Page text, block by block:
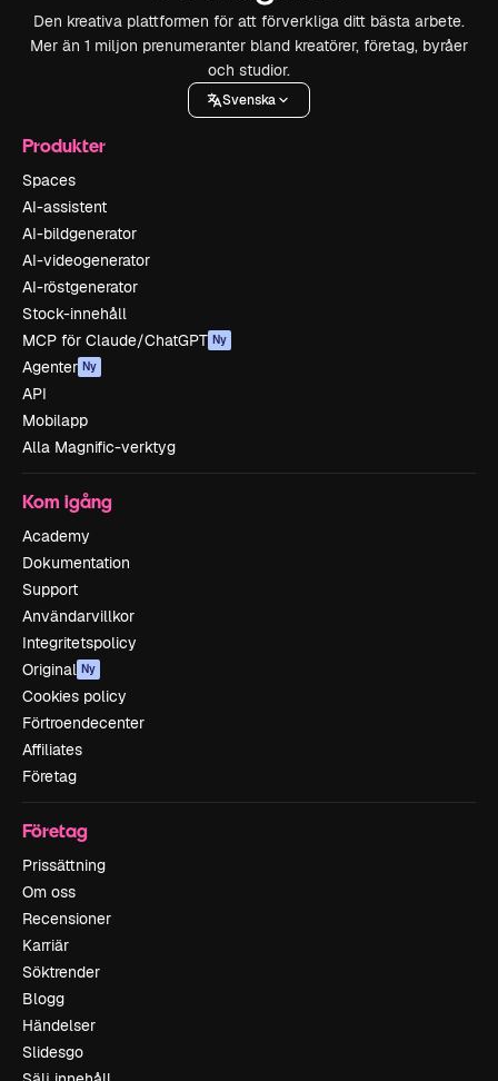
Den kreativa plattformen för att förverkliga ditt bästa arbete.
Mer än 1 miljon prenumeranter bland kreatörer, företag, byråer
och studior.
Svenska
Produkter
Spaces
AI-assistent
AI-bildgenerator
AI-videogenerator
AI-röstgenerator
Stock-innehåll
MCP för Claude/ChatGPT Ny
Agenter Ny
API
Mobilapp
Alla Magnific-verktyg
Kom igång
Academy
Dokumentation
Support
Användarvillkor
Integritetspolicy
Original Ny
Cookies policy
Förtroendecenter
Affiliates
Företag
Företag
Prissättning
Om oss
Recensioner
Karriär
Söktrender
Blogg
Händelser
Slidesgo